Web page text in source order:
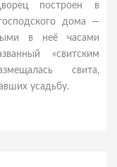
построен в
дома —
в неё часами
«свитским
свита,
усадьбу.